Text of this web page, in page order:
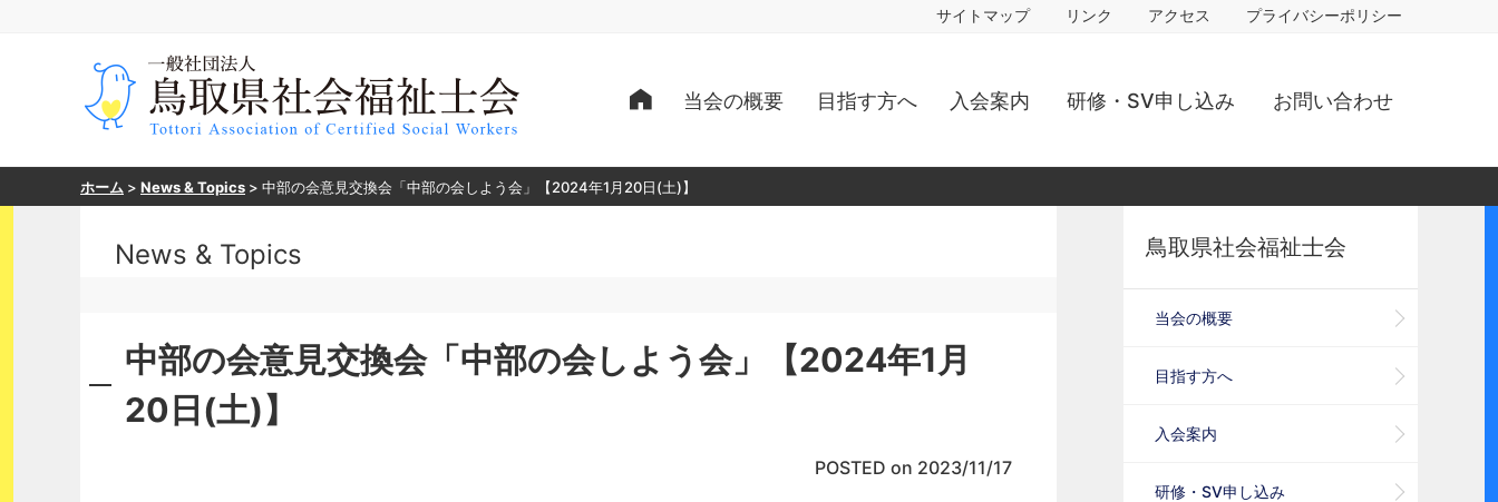
サイトマップ リンク アクセス プライバシーポリシー
当会の概要 目指す方へ 入会案内 研修・SV申し込み お問い合わせ
ホーム > News & Topics > 中部の会意見交換会「中部の会しよう会」【2024年1月20日(土)】
News & Topics
中部の会意見交換会「中部の会しよう会」【2024年1月
20日(土)】
POSTED on 2023/11/17
鳥取県社会福祉士会
当会の概要
目指す方へ
入会案内
研修・SV申し込み